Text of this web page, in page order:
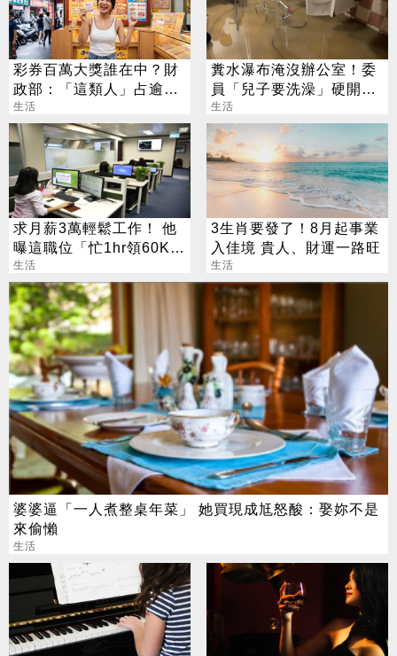
彩券百萬大獎誰在中？財
政部：「這類人」占逾6
成
生活
糞水瀑布淹沒辦公室！委
員「兒子要洗澡」硬開水
塔 鄰居大崩潰
生活
求月薪3萬輕鬆工作！ 他
曝這職位「忙1hr領60K」
網瘋問：在哪
生活
3生肖要發了！8月起事業
入佳境 貴人、財運一路旺
生活
婆婆逼「一人煮整桌年菜」 她買現成尪怒酸：娶妳不是
來偷懶
生活